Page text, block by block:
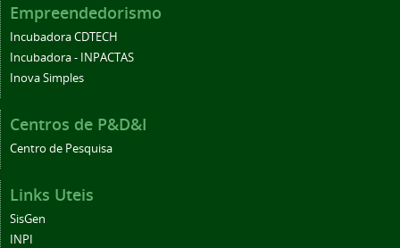
Empreendedorismo
Incubadora CDTECH
Incubadora - INPACTAS
Inova Simples
Centros de P&D&I
Centro de Pesquisa
Links Uteis
SisGen
INPI